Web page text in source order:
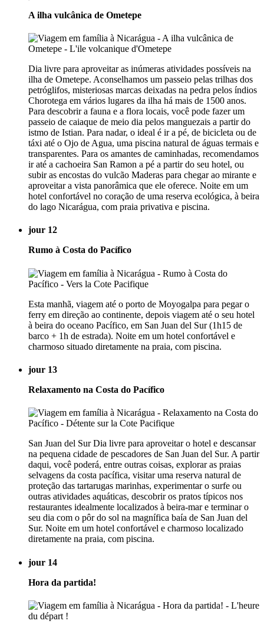
A ilha vulcânica de Ometepe
Dia livre para aproveitar as inúmeras atividades possíveis na
ilha de Ometepe. Aconselhamos um passeio pelas trilhas dos
petróglifos, misteriosas marcas deixadas na pedra pelos índios
Chorotega em vários lugares da ilha há mais de 1500 anos.
Para descobrir a fauna e a flora locais, você pode fazer um
passeio de caiaque de meio dia pelos manguezais a partir do
istmo de Istian. Para nadar, o ideal é ir a pé, de bicicleta ou de
táxi até o Ojo de Agua, uma piscina natural de águas termais e
transparentes. Para os amantes de caminhadas, recomendamos
ir até a cachoeira San Ramon a pé a partir do seu hotel, ou
subir as encostas do vulcão Maderas para chegar ao mirante e
aproveitar a vista panorâmica que ele oferece. Noite em um
hotel confortável no coração de uma reserva ecológica, à beira
do lago Nicarágua, com praia privativa e piscina.
jour 12
Rumo à Costa do Pacífico
Esta manhã, viagem até o porto de Moyogalpa para pegar o
ferry em direção ao continente, depois viagem até o seu hotel
à beira do oceano Pacífico, em San Juan del Sur (1h15 de
barco + 1h de estrada). Noite em um hotel confortável e
charmoso situado diretamente na praia, com piscina.
jour 13
Relaxamento na Costa do Pacífico
San Juan del Sur Dia livre para aproveitar o hotel e descansar
na pequena cidade de pescadores de San Juan del Sur. A partir
daqui, você poderá, entre outras coisas, explorar as praias
selvagens da costa pacífica, visitar uma reserva natural de
proteção das tartarugas marinhas, experimentar o surfe ou
outras atividades aquáticas, descobrir os pratos típicos nos
restaurantes idealmente localizados à beira-mar e terminar o
seu dia com o pôr do sol na magnífica baía de San Juan del
Sur. Noite em um hotel confortável e charmoso localizado
diretamente na praia, com piscina.
jour 14
Hora da partida!